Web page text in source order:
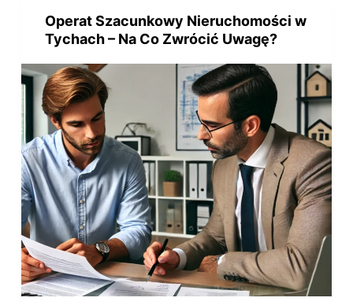
c
Operat Szacunkowy Nieruchomości w
Tychach – Na Co Zwrócić Uwagę?